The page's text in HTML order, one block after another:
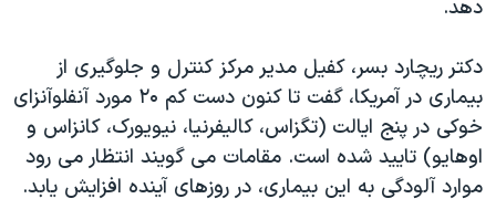
اقتصادی
علم و فناوری
اسرائیل در جنگ
گالری عکس
حمله جمهوری اسلامی به اسرائیل
رمز مهسا
ورزش زنان در ایران
اعتراضات زن، زندگی، آزادی
زبانهای مختلف
دهد.
دکتر ریچارد بسر، کفیل مدیر مرکز کنترل و جلوگیری از
بیماری در آمریکا، گفت تا کنون دست کم ۲۰ مورد آنفلوآنزای
خوکی در پنج ایالت (تگزاس، کالیفرنیا، نیویورک، کانزاس و
اوهایو) تایید شده است. مقامات می گویند انتظار می رود
موارد آلودگی به این بیماری، در روزهای آینده افزایش یابد.